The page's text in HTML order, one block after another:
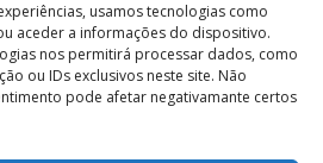
usamos tecnologias como
aceder a informações do dispositivo.
nos permitirá processar dados, como
ou IDs exclusivos neste site. Não
pode afetar negativamante certos